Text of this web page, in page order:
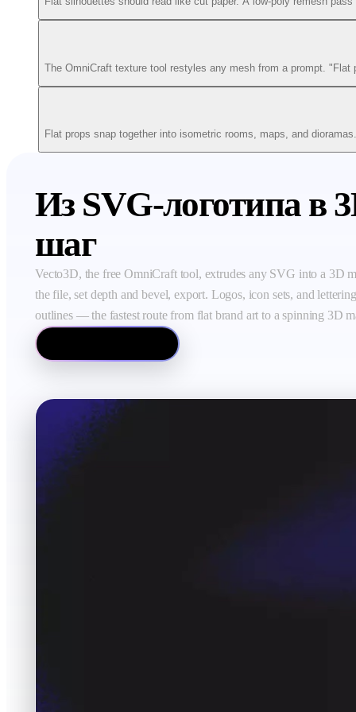
The OmniCraft texture tool restyles any mesh from a prompt.
Flat props snap together into isometric rooms, maps, and
Из SVG-логотипа в
шаг
Vecto3D, the free OmniCraft tool, extrudes any SVG into a 3D
the file, set depth and bevel, export. Logos, icon sets, and
outlines — the fastest route from flat brand art to a spinning 3D